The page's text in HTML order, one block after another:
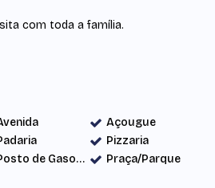
com toda a família.
Açougue
Pizzaria
de Gasolina
Praça/Parque